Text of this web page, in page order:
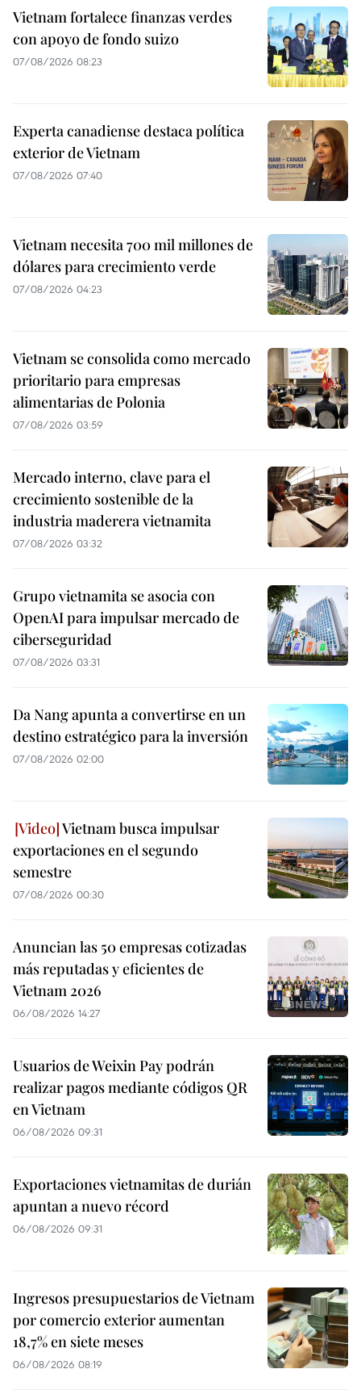
Vietnam fortalece finanzas verdes
con apoyo de fondo suizo
07/08/2026 08:23
Experta canadiense destaca política
exterior de Vietnam
07/08/2026 07:40
Vietnam necesita 700 mil millones de
dólares para crecimiento verde
07/08/2026 04:23
Vietnam se consolida como mercado
prioritario para empresas
alimentarias de Polonia
07/08/2026 03:59
Mercado interno, clave para el
crecimiento sostenible de la
industria maderera vietnamita
07/08/2026 03:32
Grupo vietnamita se asocia con
OpenAI para impulsar mercado de
ciberseguridad
07/08/2026 03:31
Da Nang apunta a convertirse en un
destino estratégico para la inversión
07/08/2026 02:00
Vietnam busca impulsar
exportaciones en el segundo
semestre
07/08/2026 00:30
Anuncian las 50 empresas cotizadas
más reputadas y eficientes de
Vietnam 2026
06/08/2026 14:27
Usuarios de Weixin Pay podrán
realizar pagos mediante códigos QR
en Vietnam
06/08/2026 09:31
Exportaciones vietnamitas de durián
apuntan a nuevo récord
06/08/2026 09:31
Ingresos presupuestarios de Vietnam
por comercio exterior aumentan
18,7% en siete meses
06/08/2026 08:19